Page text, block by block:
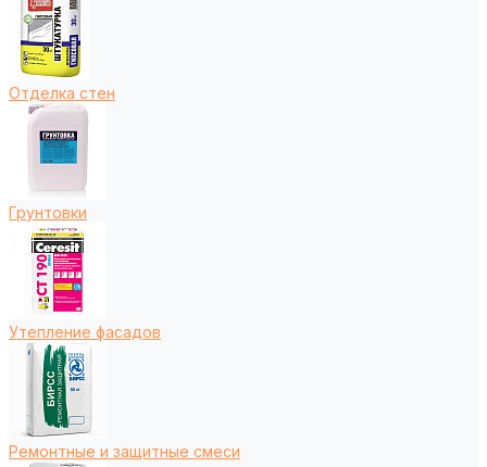
Отделка стен
Грунтовки
Утепление фасадов
Ремонтные и защитные смеси